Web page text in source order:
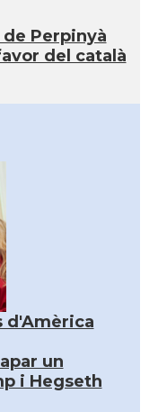
Perpinyà
del català
d'Amèrica
un
i Hegseth